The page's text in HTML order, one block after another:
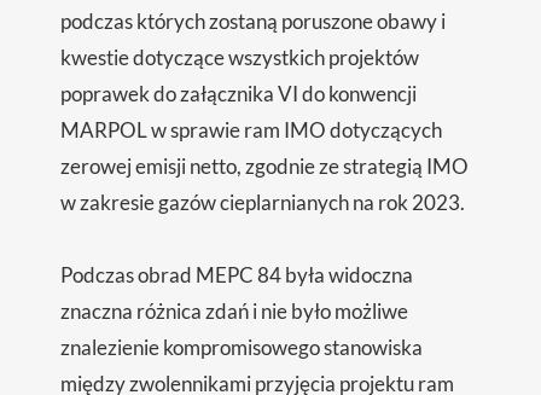
podczas których zostaną poruszone obawy i
kwestie dotyczące wszystkich projektów
poprawek do załącznika VI do konwencji
MARPOL w sprawie ram IMO dotyczących
zerowej emisji netto, zgodnie ze strategią IMO
w zakresie gazów cieplarnianych na rok 2023.
Podczas obrad MEPC 84 była widoczna
znaczna różnica zdań i nie było możliwe
znalezienie kompromisowego stanowiska
między zwolennikami przyjęcia projektu ram